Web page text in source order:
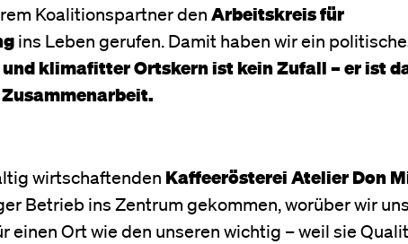
Koalitionspartner denArbeitskreis für
ins Leben gerufen. Damit haben wir ein
klimafitter Ortskern ist kein Zufall – er ist
wirtschaftenden Kaffeerösterei Atelier Don
Betrieb ins Zentrum gekommen, worüber wir
einen Ort wie den unseren wichtig – weil sie